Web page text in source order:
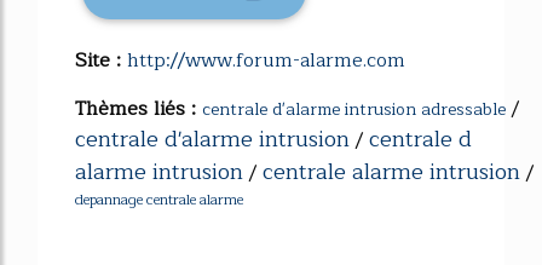
Site :http://www.forum-alarme.com
Thèmes liés : centrale d'alarme intrusion adressable/
centrale d'alarme intrusion/centrale d
alarme intrusion/centrale alarme intrusion/
depannage centrale alarme